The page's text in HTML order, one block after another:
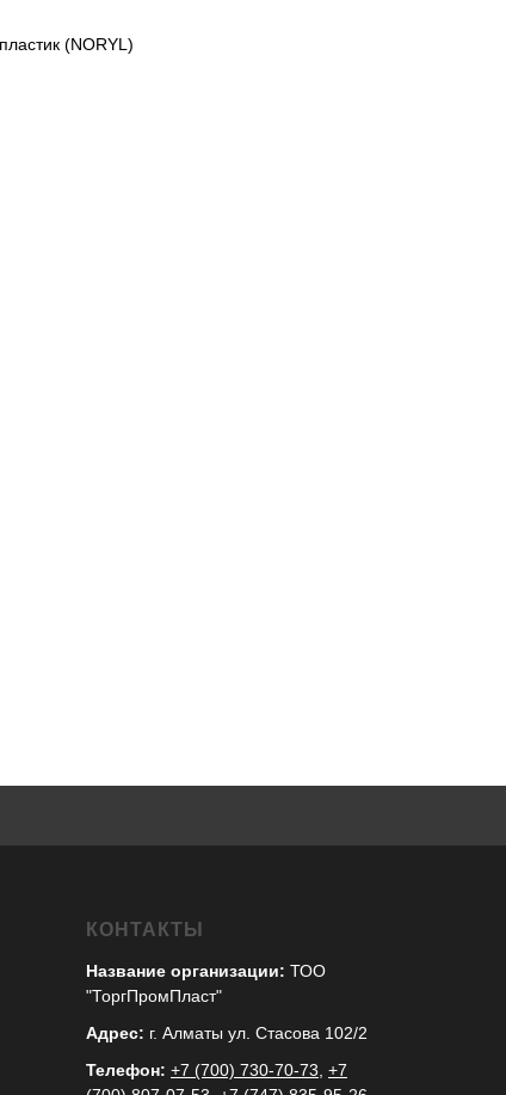
пластик (NORYL)
КОНТАКТЫ
Название организации: ТОО
"ТоргПромПласт"
Адрес: г. Алматы ул. Стасова 102/2
Телефон: +7 (700) 730-70-73 +7